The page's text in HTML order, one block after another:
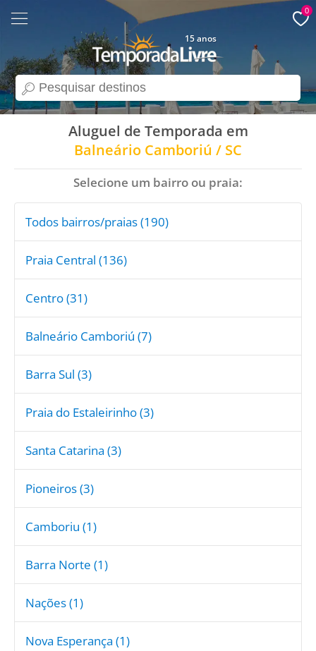
search
15 anos
0
Aluguel de Temporada em
Balneário Camboriú / SC
Selecione um bairro ou praia:
Todos bairros/praias (190)
Praia Central (136)
Centro (31)
Balneário Camboriú (7)
Barra Sul (3)
Praia do Estaleirinho (3)
Santa Catarina (3)
Pioneiros (3)
Camboriu (1)
Barra Norte (1)
Nações (1)
Nova Esperança (1)